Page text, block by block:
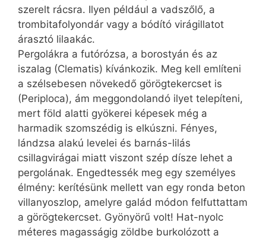
szerelt rácsra. Ilyen például a vadszőlő, a
trombitafolyondár vagy a bódító virágillatot
árasztó lilaakác.
Pergolákra a futórózsa, a borostyán és az
iszalag (Clematis) kívánkozik. Meg kell említeni
a szélsebesen növekedő görögtekercset is
(Periploca), ám meggondolandó ilyet telepíteni,
mert föld alatti gyökerei képesek még a
harmadik szomszédig is elkúszni. Fényes,
lándzsa alakú levelei és barnás-lilás
csillagvirágai miatt viszont szép dísze lehet a
pergolának. Engedtessék meg egy személyes
élmény: kerítésünk mellett van egy ronda beton
villanyoszlop, amelyre galád módon felfuttattam
a görögtekercset. Gyönyörű volt! Hat-nyolc
méteres magasságig zöldbe burkolózott a